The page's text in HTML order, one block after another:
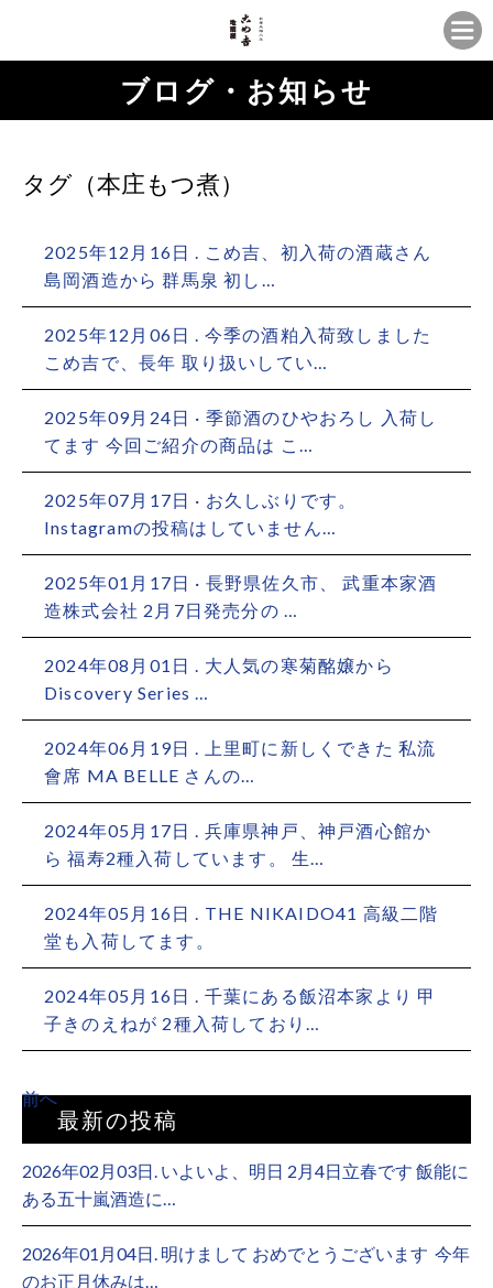
ブログ・お知らせ
タグ（本庄もつ煮）
2025年12月16日 . こめ吉、初入荷の酒蔵さん ⁡
島岡酒造から 群馬泉 初し…
2025年12月06日 . 今季の酒粕入荷致しました
こめ吉で、長年 取り扱いしてい…
2025年09月24日 · 季節酒のひやおろし 入荷し
てます 今回ご紹介の商品は こ…
2025年07月17日 · お久しぶりです。
Instagramの投稿はしていません…
2025年01月17日 · 長野県佐久市、 武重本家酒
造株式会社 2月7日発売分の …
2024年08月01日 . 大人気の寒菊酩嬢から
Discovery Series …
2024年06月19日 . 上里町に新しくできた 私流
會席 MA BELLE さんの…
2024年05月17日 . 兵庫県神戸、神戸酒心館か
ら 福寿2種入荷しています。 生…
2024年05月16日 . THE NIKAIDO41 高級二階
堂も入荷してます。
2024年05月16日 . 千葉にある飯沼本家より 甲
子きのえねが 2種入荷しており…
前へ
最新の投稿
2026年02月03日. いよいよ、明日 2月4日立春です 飯能に
ある五十嵐酒造に…
2026年01月04日. 明けまして おめでとうございます ⁡ 今年
のお正月休みは…